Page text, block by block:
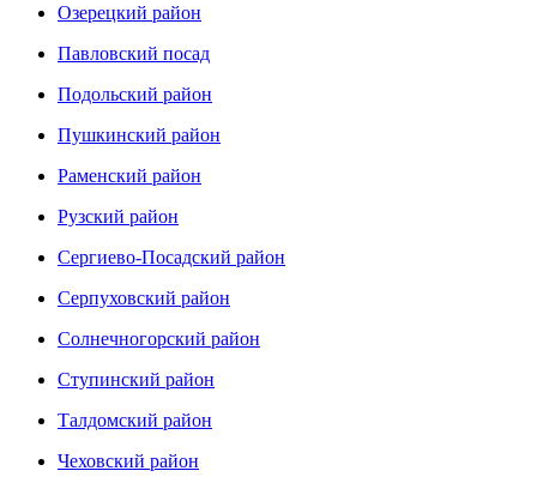
Озерецкий район
Павловский посад
Подольский район
Пушкинский район
Раменский район
Рузский район
Сергиево-Посадский район
Серпуховский район
Солнечногорский район
Ступинский район
Талдомский район
Чеховский район